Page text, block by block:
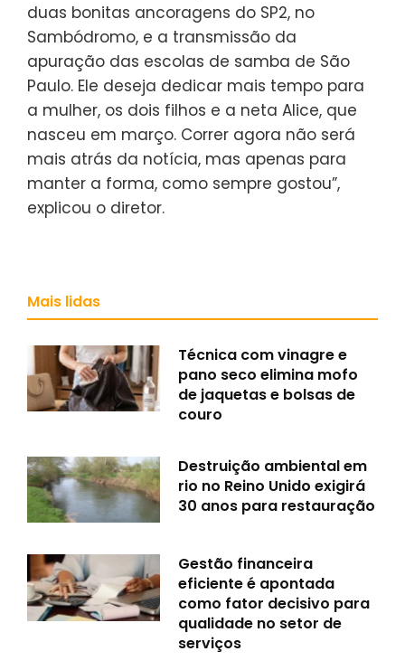
duas bonitas ancoragens do SP2, no
Sambódromo, e a transmissão da
apuração das escolas de samba de São
Paulo. Ele deseja dedicar mais tempo para
a mulher, os dois filhos e a neta Alice, que
nasceu em março. Correr agora não será
mais atrás da notícia, mas apenas para
manter a forma, como sempre gostou”,
explicou o diretor.
Mais lidas
Técnica com vinagre e
pano seco elimina mofo
de jaquetas e bolsas de
couro
Destruição ambiental em
rio no Reino Unido exigirá
30 anos para restauração
Gestão financeira
eficiente é apontada
como fator decisivo para
qualidade no setor de
serviços